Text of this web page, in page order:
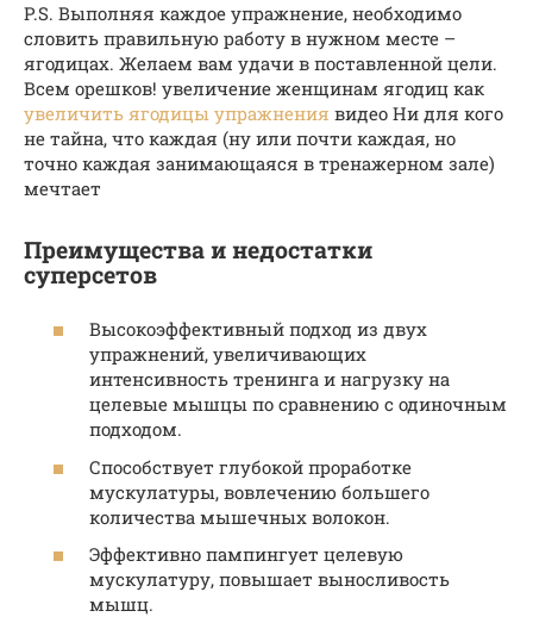
P.S. Выполняя каждое упражнение, необходимо
словить правильную работу в нужном месте –
ягодицах. Желаем вам удачи в поставленной цели.
Всем орешков! увеличение женщинам ягодиц как
увеличить ягодицы упражнения видео Ни для кого
не тайна, что каждая (ну или почти каждая, но
точно каждая занимающаяся в тренажерном зале)
мечтает
Преимущества и недостатки
суперсетов
Высокоэффективный подход из двух
упражнений, увеличивающих
интенсивность тренинга и нагрузку на
целевые мышцы по сравнению с одиночным
подходом.
Способствует глубокой проработке
мускулатуры, вовлечению большего
количества мышечных волокон.
Эффективно пампингует целевую
мускулатуру, повышает выносливость
мышц.